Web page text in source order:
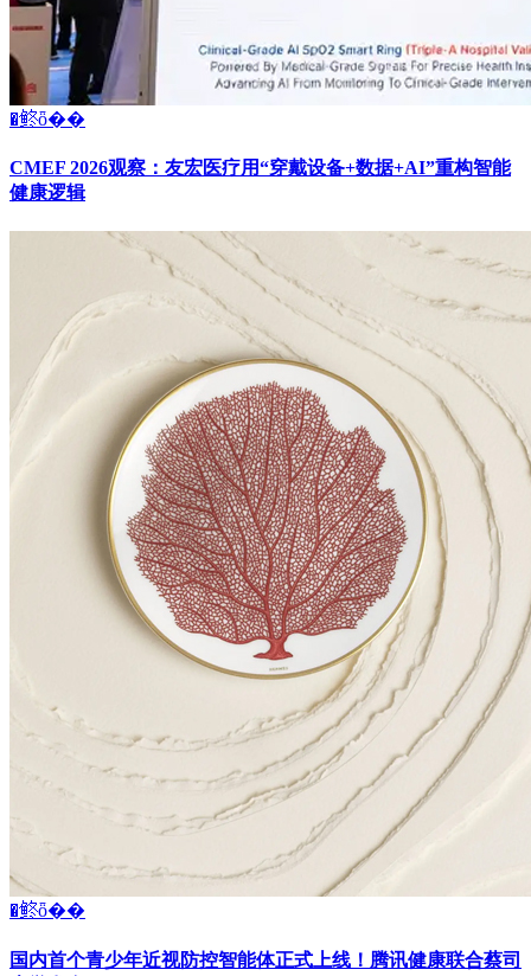
�鿴ȫ��
CMEF 2026观察：友宏医疗用“穿戴设备+数据+AI”重构智能
健康逻辑
�鿴ȫ��
国内首个青少年近视防控智能体正式上线！腾讯健康联合蔡司